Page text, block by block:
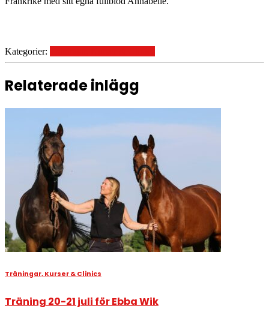
Kategorier:
Relaterade inlägg
Träningar, Kurser & Clinics
Träning 20-21 juli för Ebba Wik